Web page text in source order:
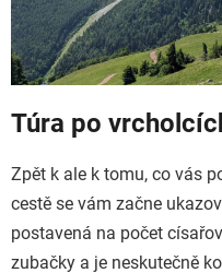
Túra po
Zpět k ale k tomu, co vás
cestě se vám začne
postavená na počet
zubačky a je neskutečně